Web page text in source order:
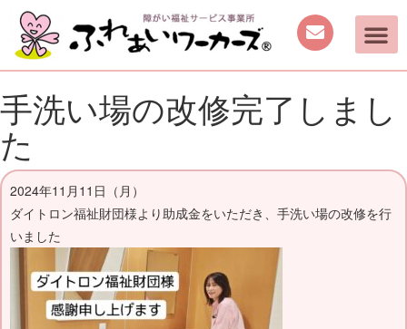
手洗い場の改修完了しまし
た
2024年11月11日（月）
ダイトロン福祉財団様より助成金をいただき、手洗い場の改修を行
いました